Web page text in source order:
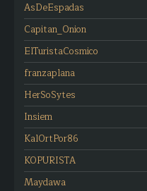
AsDeEspadas
Capitan_Onion
ElTuristaCosmico
franzaplana
HerSoSytes
Insiem
KalOrtPor86
KOPURISTA
Maydawa